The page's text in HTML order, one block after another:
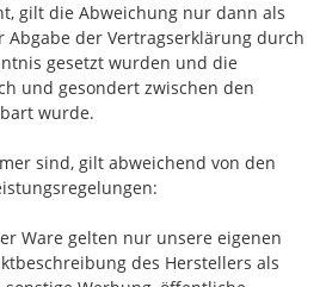
gilt die Abweichung nur dann als
Abgabe der Vertragserklärung durch
gesetzt wurden und die
und gesondert zwischen den
wurde.
sind, gilt abweichend von den
Ware gelten nur unsere eigenen
des Herstellers als